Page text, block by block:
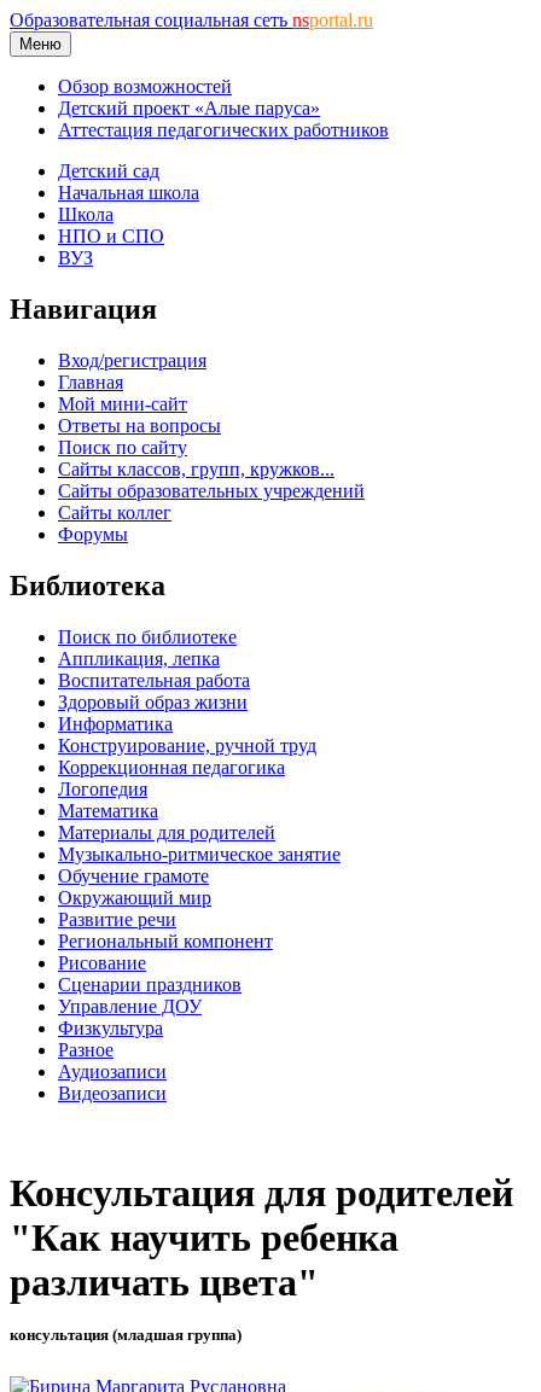
Образовательная социальная сеть nsportal.ru
Меню
Обзор возможностей
Детский проект «Алые паруса»
Аттестация педагогических работников
Детский сад
Начальная школа
Школа
НПО и СПО
ВУЗ
Навигация
Вход/регистрация
Главная
Мой мини-сайт
Ответы на вопросы
Поиск по сайту
Сайты классов, групп, кружков...
Сайты образовательных учреждений
Сайты коллег
Форумы
Библиотека
Поиск по библиотеке
Аппликация, лепка
Воспитательная работа
Здоровый образ жизни
Информатика
Конструирование, ручной труд
Коррекционная педагогика
Логопедия
Математика
Материалы для родителей
Музыкально-ритмическое занятие
Обучение грамоте
Окружающий мир
Развитие речи
Региональный компонент
Рисование
Сценарии праздников
Управление ДОУ
Физкультура
Разное
Аудиозаписи
Видеозаписи
Консультация для родителей
"Как научить ребенка
различать цвета"
консультация (младшая группа)